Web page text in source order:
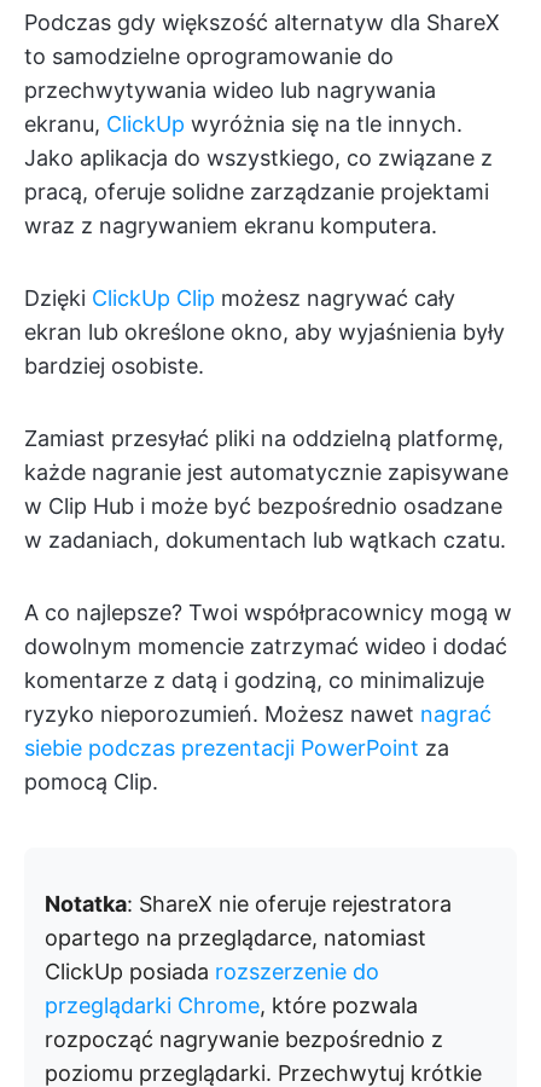
Podczas gdy większość alternatyw dla ShareX
to samodzielne oprogramowanie do
przechwytywania wideo lub nagrywania
ekranu, ClickUp wyróżnia się na tle innych.
Jako aplikacja do wszystkiego, co związane z
pracą, oferuje solidne zarządzanie projektami
wraz z nagrywaniem ekranu komputera.
Dzięki ClickUp Clip możesz nagrywać cały
ekran lub określone okno, aby wyjaśnienia były
bardziej osobiste.
Zamiast przesyłać pliki na oddzielną platformę,
każde nagranie jest automatycznie zapisywane
w Clip Hub i może być bezpośrednio osadzane
w zadaniach, dokumentach lub wątkach czatu.
A co najlepsze? Twoi współpracownicy mogą w
dowolnym momencie zatrzymać wideo i dodać
komentarze z datą i godziną, co minimalizuje
ryzyko nieporozumień. Możesz nawet nagrać
siebie podczas prezentacji PowerPoint za
pomocą Clip.
Notatka: ShareX nie oferuje rejestratora
opartego na przeglądarce, natomiast
ClickUp posiada rozszerzenie do
przeglądarki Chrome, które pozwala
rozpocząć nagrywanie bezpośrednio z
poziomu przeglądarki. Przechwytuj krótkie